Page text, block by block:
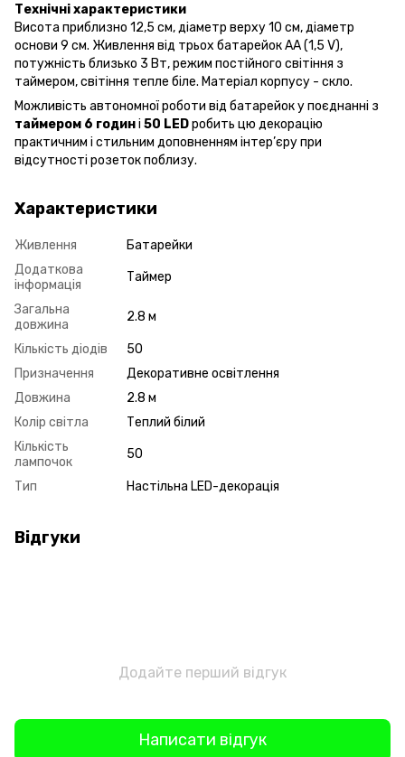
Технічні характеристики
Висота приблизно 12,5 см, діаметр верху 10 см, діаметр
основи 9 см. Живлення від трьох батарейок AA (1,5 V),
потужність близько 3 Вт, режим постійного світіння з
таймером, світіння тепле біле. Матеріал корпусу - скло.
Можливість автономної роботи від батарейок у поєднанні з
таймером 6 годині 50 LEDробить цю декорацію
практичним і стильним доповненням інтер’єру при
відсутності розеток поблизу.
Характеристики
Живлення
Батарейки
Додаткова
інформація
Таймер
Загальна
довжина
2.8 м
Кількість діодів
50
Призначення
Декоративне освітлення
Довжина
2.8 м
Колір світла
Теплий білий
Кількість
лампочок
50
Тип Настільна LED-декорація
Відгуки
Додайте перший відгук
Написати відгук